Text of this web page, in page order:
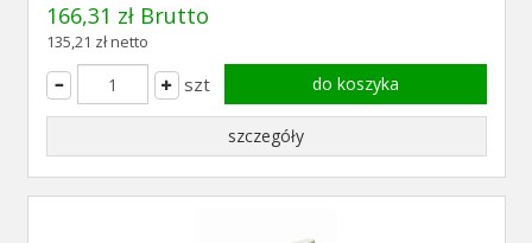
166,31 zł Brutto
135,21 zł netto
szt do koszyka
szczegóły